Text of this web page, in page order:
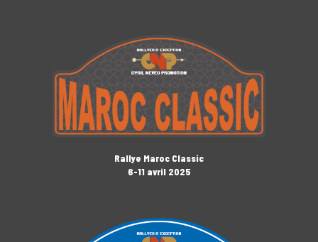
Rallye Maroc Classic
6-11 avril 2025